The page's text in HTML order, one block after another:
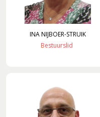
INANIJBOER-STRUIK
Bestuurslid